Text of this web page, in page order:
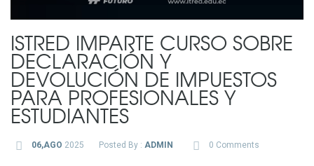
ISTRED IMPARTE CURSO SOBRE
DECLARACIÓN Y
DEVOLUCIÓN DE IMPUESTOS
PARA PROFESIONALES Y
ESTUDIANTES
06,AGO 2025 Posted By : ADMIN 0 Comments